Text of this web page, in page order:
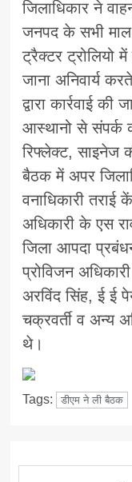
जिलाधिकार ने
जनपद के सभी माल
ट्रैक्टर ट्रोलियो
जाना अनिवार्य
द्वारा कार्रवाई
आस्थानो से संपर्क
रिफ्लेक्ट, साइनेज
बैठक में अपर
वनाधिकारी तराई
अधिकारी के एस
जिला आपदा
प्रोविजन
अरविंद सिंह, ई ई
चक्रवर्ती व अन्य
थे।
Tags: डीएम ने ली बैठक